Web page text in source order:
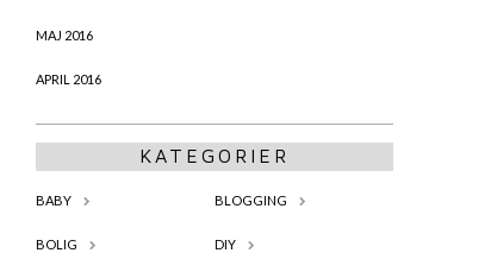
MAJ 2016
APRIL 2016
KATEGORIER
BABY BLOGGING
BOLIG DIY